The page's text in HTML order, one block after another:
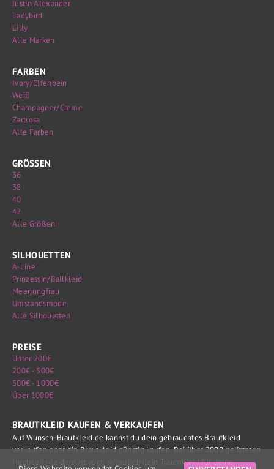
Justin Alexander
Ladybird
Lilly
Alle Marken
FARBEN
Ivory/Elfenbein
Weiß
Champagner/Creme
Zartrosa
Alle Farben
GRÖSSEN
36
38
40
42
Alle Größen
SILHOUETTEN
A-Line
Prinzessin/Ballkleid
Meerjungfrau
Umstandsmode
Alle Silhouetten
PREISE
Unter 200€
200€ - 500€
500€ - 1000€
Über 1000€
BRAUTKLEID KAUFEN & VERKAUFEN
Auf Wunsch-Brautkleid.de kannst du dein gebrauchtes Brautkleid
verkaufen oder ein Brautkleid günstig kaufen. Bei über 2000 gelisteten
Hochzeitskleidern ist auch sicherlich dein Traumkleid für deine